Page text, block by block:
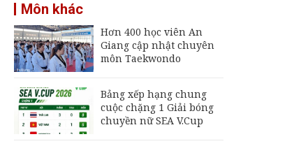
Môn khác
Hơn 400 học viên An
Giang cập nhật chuyên
môn Taekwondo
Bảng xếp hạng chung
cuộc chặng 1 Giải bóng
chuyền nữ SEA V.Cup